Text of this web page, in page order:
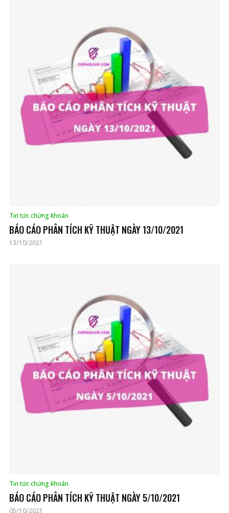
Tin tức chứng khoán
BÁO CÁO PHÂN TÍCH KỸ THUẬT NGÀY 13/10/2021
13/10/2021
Tin tức chứng khoán
BÁO CÁO PHÂN TÍCH KỸ THUẬT NGÀY 5/10/2021
05/10/2021